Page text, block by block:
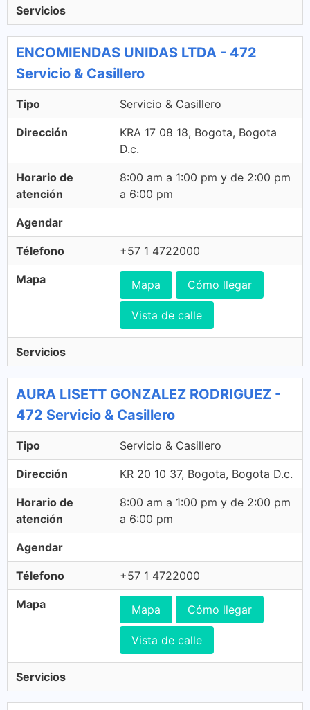
Servicios
ENCOMIENDAS UNIDAS LTDA - 472
Servicio & Casillero
Tipo Servicio & Casillero
Dirección
KRA 17 08 18, Bogota, Bogota
D.c.
Horario de
atención
8:00 am a 1:00 pm y de 2:00 pm
a 6:00 pm
Agendar
Télefono +57 1 4722000
Mapa Mapa Cómo llegar
Vista de calle
Servicios
AURA LISETT GONZALEZ RODRIGUEZ -
472 Servicio & Casillero
Tipo Servicio & Casillero
Dirección KR 20 10 37, Bogota, Bogota D.c.
Horario de
atención
8:00 am a 1:00 pm y de 2:00 pm
a 6:00 pm
Agendar
Télefono +57 1 4722000
Mapa Mapa Cómo llegar
Vista de calle
Servicios